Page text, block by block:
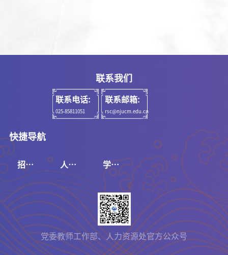
联系我们
联系电话:
025-85811051
联系邮箱:
rsc@njucm.edu.cn
快捷导航
招聘
系统
人事
系统
学校
官网
党委教师工作部、人力资源处官方公众号